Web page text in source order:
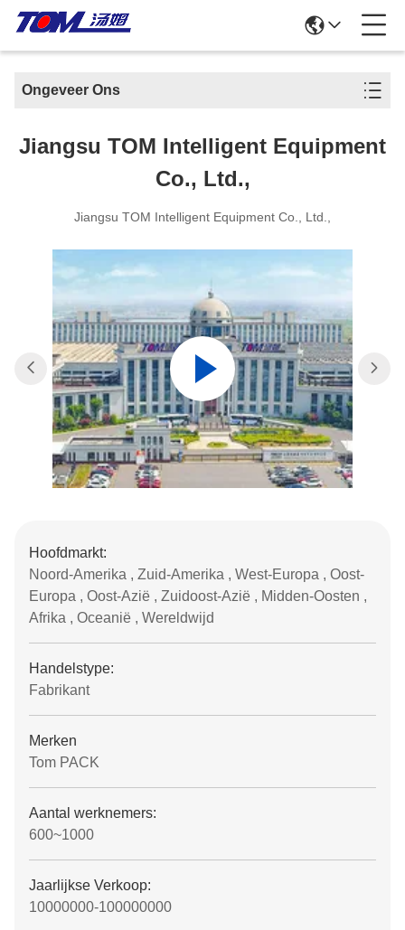
Ongeveer Ons
Jiangsu TOM Intelligent Equipment
Co., Ltd.,
Jiangsu TOM Intelligent Equipment Co., Ltd.,
Hoofdmarkt:
Noord-Amerika , Zuid-Amerika , West-Europa , Oost-
Europa , Oost-Azië , Zuidoost-Azië , Midden-Oosten ,
Afrika , Oceanië , Wereldwijd
Handelstype:
Fabrikant
Merken
Tom PACK
Aantal werknemers:
600~1000
Jaarlijkse Verkoop:
10000000-100000000